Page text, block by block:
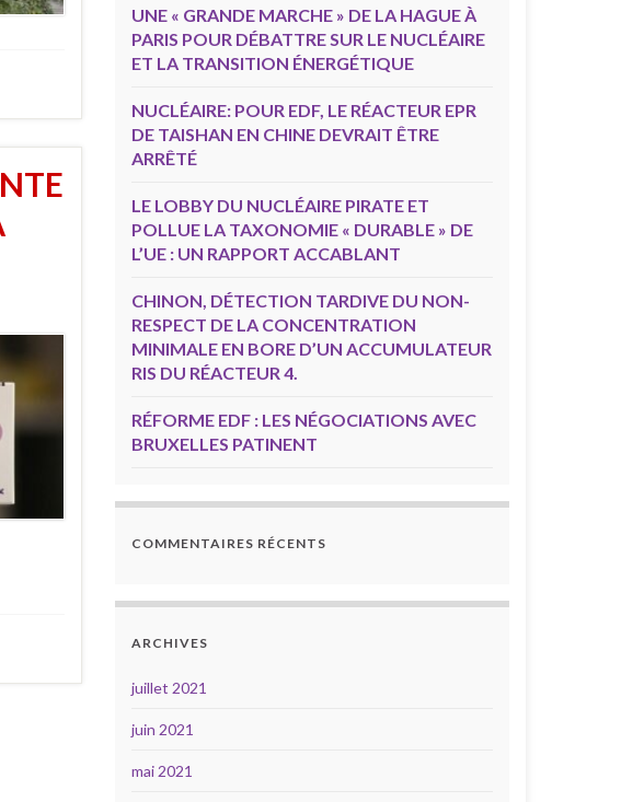
UNE « GRANDE MARCHE » DE LA HAGUE À
PARIS POUR DÉBATTRE SUR LE NUCLÉAIRE
ET LA TRANSITION ÉNERGÉTIQUE
NUCLÉAIRE: POUR EDF, LE RÉACTEUR EPR
DE TAISHAN EN CHINE DEVRAIT ÊTRE
ARRÊTÉ
LE LOBBY DU NUCLÉAIRE PIRATE ET
POLLUE LA TAXONOMIE « DURABLE » DE
L’UE : UN RAPPORT ACCABLANT
CHINON, DÉTECTION TARDIVE DU NON-
RESPECT DE LA CONCENTRATION
MINIMALE EN BORE D’UN ACCUMULATEUR
RIS DU RÉACTEUR 4.
RÉFORME EDF : LES NÉGOCIATIONS AVEC
BRUXELLES PATINENT
COMMENTAIRES RÉCENTS
ARCHIVES
juillet 2021
juin 2021
mai 2021